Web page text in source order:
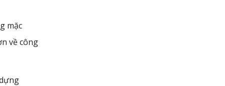
mặc
về công